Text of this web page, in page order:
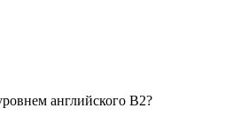
английского B2?